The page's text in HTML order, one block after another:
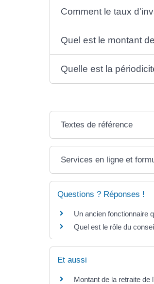
Comment le taux
Quel est le montant
Quelle est la
Textes de référence
Services en ligne et
Questions ? Réponses !
Un ancien fonctionnaire
Quel est le rôle du
Et aussi
Montant de la retraite de